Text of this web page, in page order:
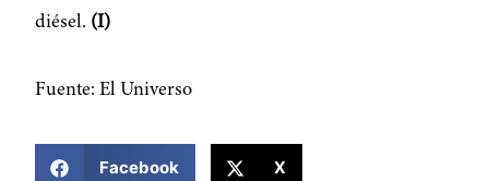
diésel. (I)
Fuente: El Universo
Facebook X